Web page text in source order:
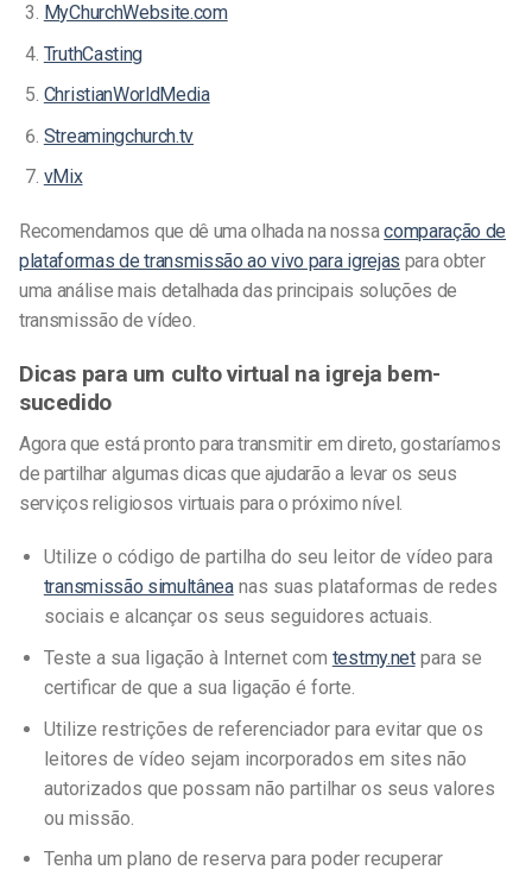
MyChurchWebsite.com
TruthCasting
ChristianWorldMedia
Streamingchurch.tv
vMix
Recomendamos que dê uma olhada na nossacomparação de
plataformas de transmissão ao vivo para igrejas para obter
uma análise mais detalhada das principais soluções de
transmissão de vídeo.
Dicas para um culto virtual na igreja bem-
sucedido
Agora que está pronto para transmitir em direto, gostaríamos
de partilhar algumas dicas que ajudarão a levar os seus
serviços religiosos virtuais para o próximo nível.
Utilize o código de partilha do seu leitor de vídeo para
transmissão simultâneanas suas plataformas de redes
sociais e alcançar os seus seguidores actuais.
Teste a sua ligação à Internet com testmy.netpara se
certificar de que a sua ligação é forte.
Utilize restrições de referenciador para evitar que os
leitores de vídeo sejam incorporados em sites não
autorizados que possam não partilhar os seus valores
ou missão.
Tenha um plano de reserva para poder recuperar